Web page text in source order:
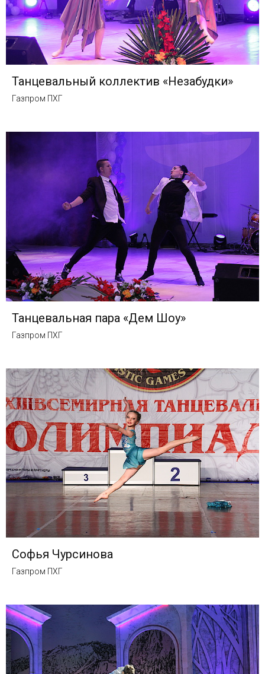
Танцевальный коллектив «Незабудки»
Газпром ПХГ
Танцевальная пара «Дем Шоу»
Газпром ПХГ
Софья Чурсинова
Газпром ПХГ